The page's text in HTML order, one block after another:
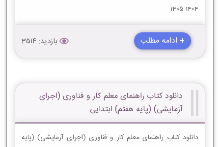
1404-1405
+ ادامه مطلب بازدید: 3514
دانلود کتاب راهنمای معلم کار و فناوری (اجرای
آزمایشی) (پایه هفتم) ابتدایی
دانلود کتاب راهنمای معلم کار و فناوری (اجرای آزمایشی) (پایه